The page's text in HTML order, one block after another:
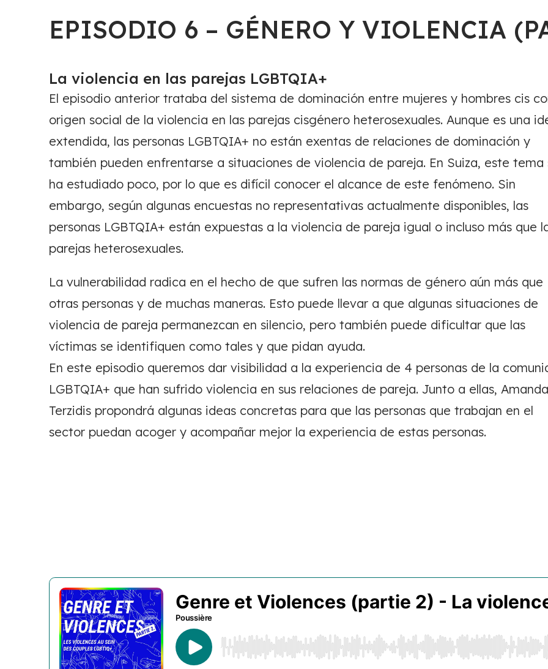
EPISODIO 6 – GÉNERO Y VIOLENCIA
La violencia en las parejas LGBTQIA+
El episodio anterior trataba del sistema de dominación entre mujeres y hombres cis
origen social de la violencia en las parejas cisgénero heterosexuales. Aunque es una
extendida, las personas LGBTQIA+ no están exentas de relaciones de dominación y
también pueden enfrentarse a situaciones de violencia de pareja. En Suiza, este tema
ha estudiado poco, por lo que es difícil conocer el alcance de este fenómeno. Sin
embargo, según algunas encuestas no representativas actualmente disponibles, las
personas LGBTQIA+ están expuestas a la violencia de pareja igual o incluso más que
parejas heterosexuales.
La vulnerabilidad radica en el hecho de que sufren las normas de género aún más que
otras personas y de muchas maneras. Esto puede llevar a que algunas situaciones de
violencia de pareja permanezcan en silencio, pero también puede dificultar que las
víctimas se identifiquen como tales y que pidan ayuda.
En este episodio queremos dar visibilidad a la experiencia de 4 personas de la
LGBTQIA+ que han sufrido violencia en sus relaciones de pareja. Junto a ellas, Amanda
Terzidis propondrá algunas ideas concretas para que las personas que trabajan en el
sector puedan acoger y acompañar mejor la experiencia de estas personas.